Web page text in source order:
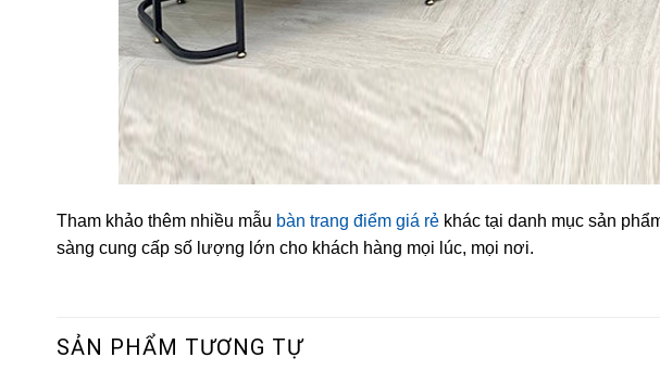
Tham khảo thêm nhiều mẫu bàn trang điểm giá rẻ khác tại danh mục sản
sàng cung cấp số lượng lớn cho khách hàng mọi lúc, mọi nơi.
SẢN PHẨM TƯƠNG TỰ